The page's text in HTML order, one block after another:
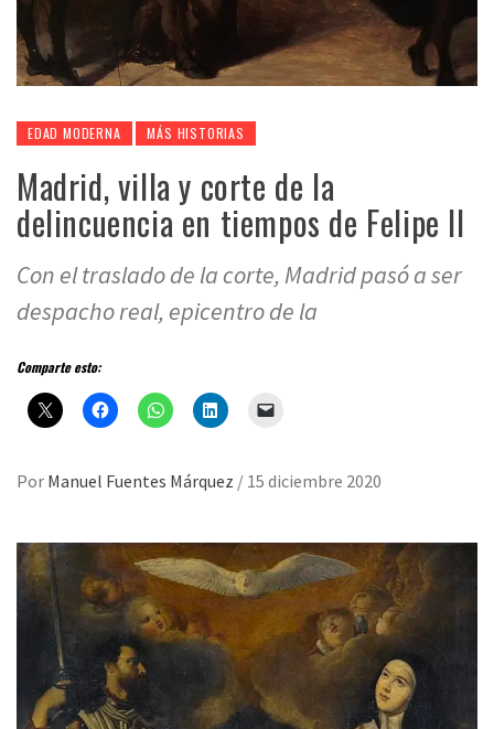
EDAD MODERNA MÁS HISTORIAS
Madrid, villa y corte de la
delincuencia en tiempos de Felipe II
Con el traslado de la corte, Madrid pasó a ser
despacho real, epicentro de la
Comparte esto:
Por Manuel Fuentes Márquez / 15 diciembre 2020